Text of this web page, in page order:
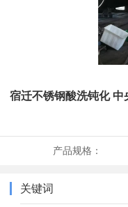
宿迁不锈钢酸洗钝化 中
产品规格：
关键词